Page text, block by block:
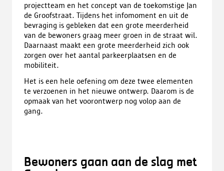
projectteam en het concept van de toekomstige Jan
de Groofstraat. Tijdens het infomoment en uit de
bevraging is gebleken dat een grote meerderheid
van de bewoners graag meer groen in de straat wil.
Daarnaast maakt een grote meerderheid zich ook
zorgen over het aantal parkeerplaatsen en de
mobiliteit.
Het is een hele oefening om deze twee elementen
te verzoenen in het nieuwe ontwerp. Daarom is de
opmaak van het voorontwerp nog volop aan de
gang.
Bewoners gaan aan de slag met